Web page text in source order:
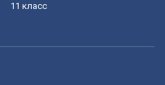
11 класс